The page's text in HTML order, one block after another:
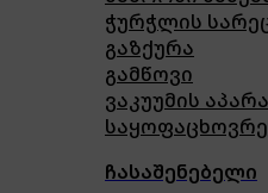
ჭურჭლის
გაზქურა
გამწოვი
ვაკუუმის
ჩასაშენებელი